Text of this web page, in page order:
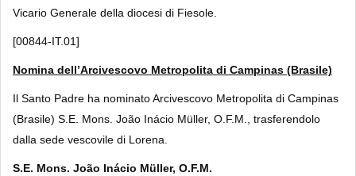
Vicario Generale della diocesi di Fiesole.
[00844-IT.01]
Nomina dell’Arcivescovo Metropolita di Campinas (Brasile)
Il Santo Padre ha nominato Arcivescovo Metropolita di Campinas
(Brasile) S.E. Mons. João Inácio Müller, O.F.M., trasferendolo
dalla sede vescovile di Lorena.
S.E. Mons. João Inácio Müller, O.F.M.